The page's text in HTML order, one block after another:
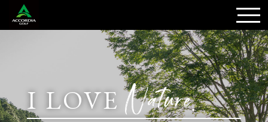
I LOVE